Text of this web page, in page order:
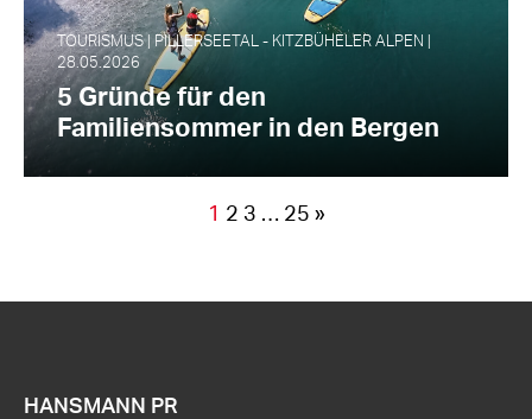
TOURISMUS | PILLERSEETAL - KITZBÜHELER ALPEN |
28.05.2026
5 Gründe für den
Familiensommer in den Bergen
1 2 3 … 25 »
HANSMANN PR